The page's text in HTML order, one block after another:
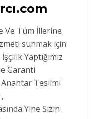
Ve Tüm İllerine
sunmak için
Yaptığımız
Garanti
Anahtar Teslimi
Yine Sizin